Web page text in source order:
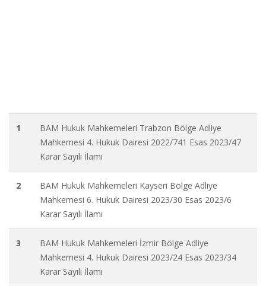
1
BAM Hukuk Mahkemeleri Trabzon Bölge Adliye
Mahkemesi 4. Hukuk Dairesi 2022/741 Esas 2023/47
Karar Sayılı İlamı
2
BAM Hukuk Mahkemeleri Kayseri Bölge Adliye
Mahkemesi 6. Hukuk Dairesi 2023/30 Esas 2023/6
Karar Sayılı İlamı
3
BAM Hukuk Mahkemeleri İzmir Bölge Adliye
Mahkemesi 4. Hukuk Dairesi 2023/24 Esas 2023/34
Karar Sayılı İlamı